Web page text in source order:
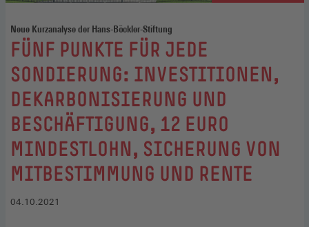
Neue Kurzanalyse der Hans-Böckler-Stiftung
:
FÜNF PUNKTE FÜR JEDE
SONDIERUNG: INVESTITIONEN,
DEKARBONISIERUNG UND
BESCHÄFTIGUNG, 12 EURO
MINDESTLOHN, SICHERUNG VON
MITBESTIMMUNG UND RENTE
04.10.2021